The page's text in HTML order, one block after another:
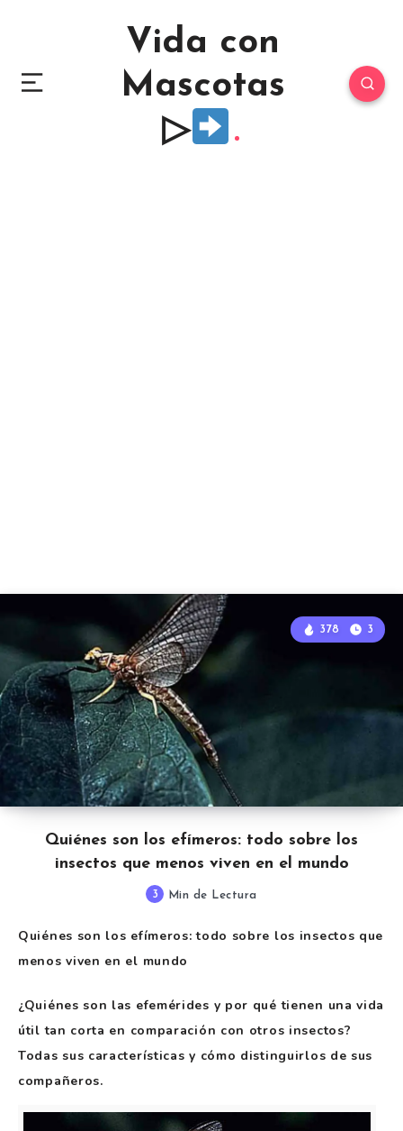
Vida con
Mascotas
▷
Quiénes son los efímeros: todo sobre los
insectos que menos viven en el mundo
378 3
3 Min de Lectura
Quiénes son los efímeros: todo sobre los insectos que
menos viven en el mundo
¿Quiénes son las efemérides y por qué tienen una vida
útil tan corta en comparación con otros insectos?
Todas sus características y cómo distinguirlos de sus
compañeros.